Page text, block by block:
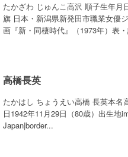
たかざわ じゅんこ高沢 順子生年月
旗 日本・新潟県新発田市職業女優
画『新・同棲時代』（1973年）表
高橋長英
たかはし ちょうえい高橋 長英本名
日1942年11月29日（80歳）出生地
Japan|border...